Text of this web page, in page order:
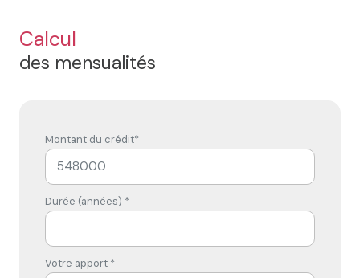
Calcul
des mensualités
Montant du crédit*
Durée (années) *
Votre apport *